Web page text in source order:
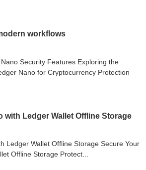
workflows
Security Features Exploring the
Nano for Cryptocurrency Protection
with Ledger Wallet Offline Storage
Ledger Wallet Offline Storage Secure Your
Offline Storage Protect...